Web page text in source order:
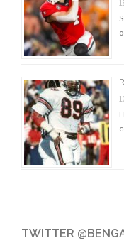
TWITTER